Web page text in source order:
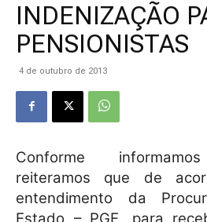
INDENIZAÇÃO
PENSIONISTAS
4 de outubro de 2013
Conforme
reiteramos que de
entendimento da